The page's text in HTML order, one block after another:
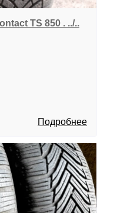
TS 850 . ../..
Подробнее